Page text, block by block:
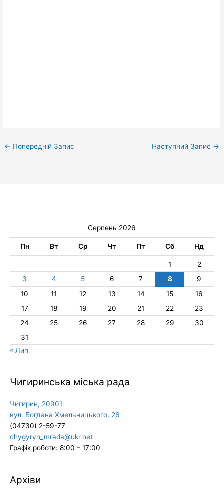
← Попередній Запис Наступний Запис →
Серпень 2026
Пн Вт Ср Чт Пт Сб Нд
1
2
3
4 5 6 7 8
9
10
11 12 13 14 15
16
17
18 19 20 21 22
23
24
25 26 27 28 29
30
31
« Лип
Чигиринська міська рада
Чигирин, 20901
вул. Богдана Хмельницького, 26
(04730) 2-59-77
chygyryn_mrada@ukr.net
Графік роботи: 8:00 – 17:00
Архіви
Архіви